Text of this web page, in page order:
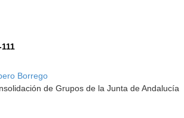
Borrego
de Grupos de la Junta de Andalucía